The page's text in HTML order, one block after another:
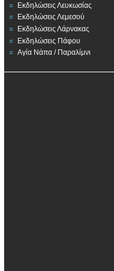
Εκδηλώσεις Λευκωσίας
Εκδηλώσεις Λεμεσού
Εκδηλώσεις Λάρνακας
Εκδηλώσεις Πάφου
Αγία Νάπα / Παραλίμνι